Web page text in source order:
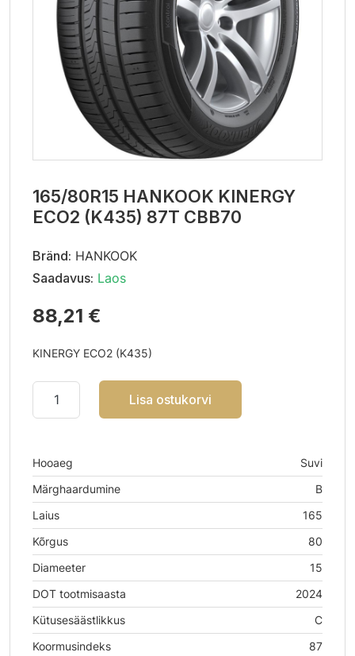
165/80R15 HANKOOK KINERGY
ECO2 (K435) 87T CBB70
Bränd: HANKOOK
Saadavus: Laos
88,21 €
KINERGY ECO2 (K435)
Lisa ostukorvi
Hooaeg
Suvi
Märghaardumine
B
Laius
165
Kõrgus
80
Diameeter
15
DOT tootmisaasta
2024
Kütusesäästlikkus
C
Koormusindeks
87